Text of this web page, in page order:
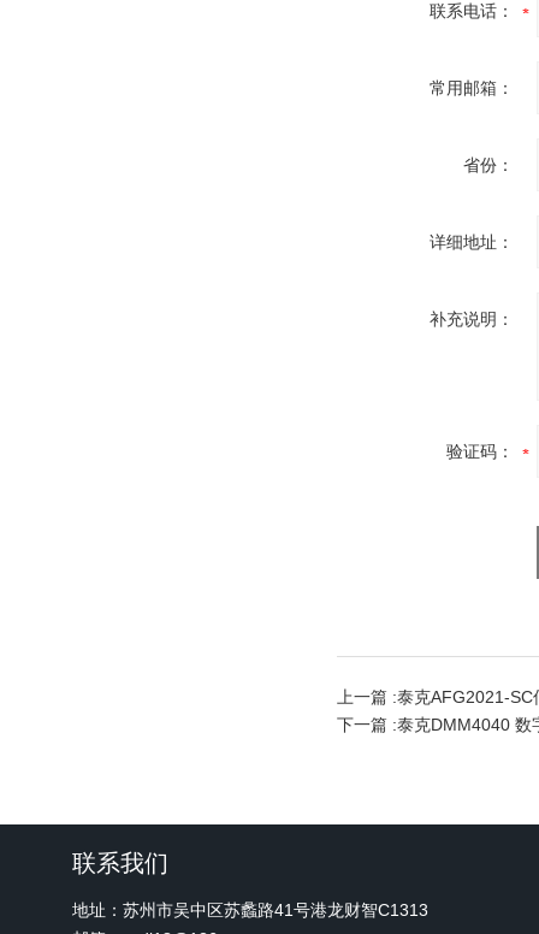
联系电话：
常用邮箱：
省份：
详细地址：
补充说明：
验证码：
上一篇 :泰克AFG2021-SC
下一篇 :泰克DMM4040 数
联系我们
地址：苏州市吴中区苏蠡路41号港龙财智C1313